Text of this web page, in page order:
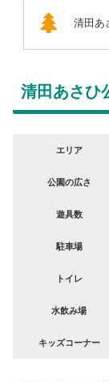
清田あ
清田あさひ
エリア
公園の広さ
遊具数
駐車場
トイレ
水飲み場
キッズコーナー